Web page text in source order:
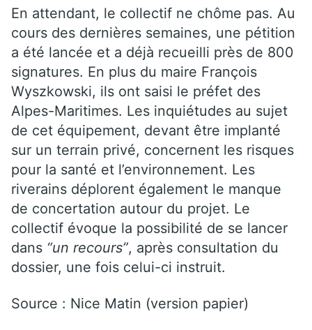
En attendant, le collectif ne chôme pas. Au
cours des dernières semaines, une pétition
a été lancée et a déjà recueilli près de 800
signatures. En plus du maire François
Wyszkowski, ils ont saisi le préfet des
Alpes-Maritimes. Les inquiétudes au sujet
de cet équipement, devant être implanté
sur un terrain privé, concernent les risques
pour la santé et l’environnement. Les
riverains déplorent également le manque
de concertation autour du projet. Le
collectif évoque la possibilité de se lancer
dans “un recours”, après consultation du
dossier, une fois celui-ci instruit.
Source : Nice Matin (version papier)